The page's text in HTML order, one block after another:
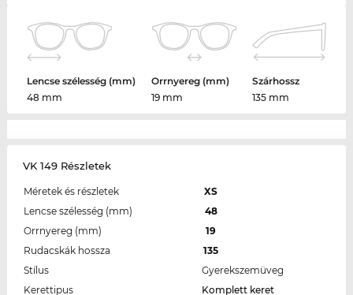
Lencse szélesség (mm)
48 mm
Orrnyereg (mm)
19 mm
Szárhossz
135 mm
VK 149 Részletek
Méretek és részletek
XS
Lencse szélesség (mm)
48
Orrnyereg (mm)
19
Rudacskák hossza
135
Stílus
Gyerekszemüveg
Kerettipus
Komplett keret